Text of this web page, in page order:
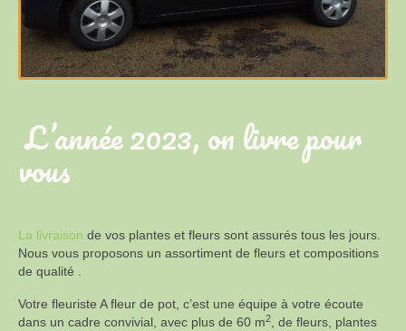
L’année 2023, on livre pour
vous
La livraison de vos plantes et fleurs sont assurés tous les jours.
Nous vous proposons un assortiment de fleurs et compositions
de qualité .
Votre fleuriste A fleur de pot, c’est une équipe à votre écoute
dans un cadre convivial, avec plus de 60 m2, de fleurs, plantes